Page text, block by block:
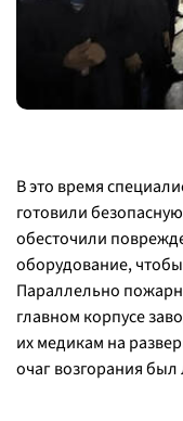
В это время
готовили
обесточили
оборудование,
Параллельно
главном корпусе
их медикам на
очаг возгорания